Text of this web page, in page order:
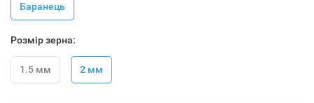
Баранець
Розмір зерна:
1.5 мм 2 мм